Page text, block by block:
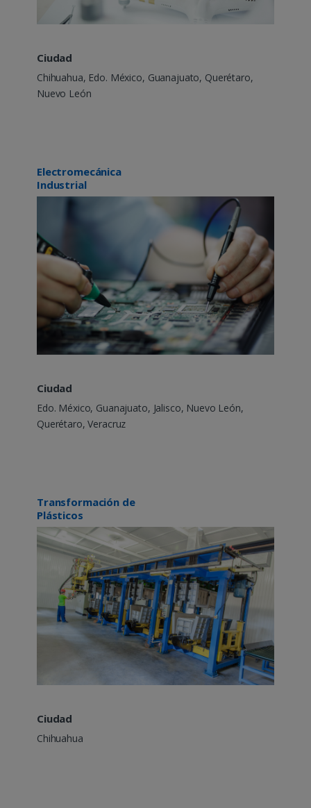
Ciudad
Chihuahua, Edo. México, Guanajuato, Querétaro,
Nuevo León
Electromecánica
Industrial
Ciudad
Edo. México, Guanajuato, Jalisco, Nuevo León,
Querétaro, Veracruz
Transformación de
Plásticos
Ciudad
Chihuahua